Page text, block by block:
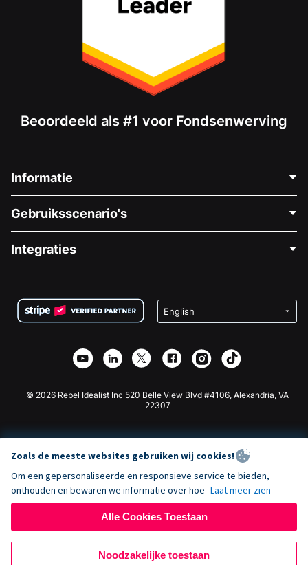
Beoordeeld als #1 voor Fondsenwerving
Informatie
Over Ons
Vacatures
Privacy
Affiliate Partnerschap
Gebruiksscenario's
Medische Fondsenwerving
Goede Doelen Fondsenwerving
Integraties
Wix Donatie Plugin
Webflow Donatie App
Joomla Donatie
© 2026 Rebel Idealist Inc 520 Belle View Blvd #4106, Alexandria, VA
22307
Zoals de meeste websites gebruiken wij cookies!
Om een gepersonaliseerde en responsieve service te bieden,
onthouden en bewaren we informatie over hoe Laat meer zien
Alle Cookies Toestaan
Noodzakelijke toestaan